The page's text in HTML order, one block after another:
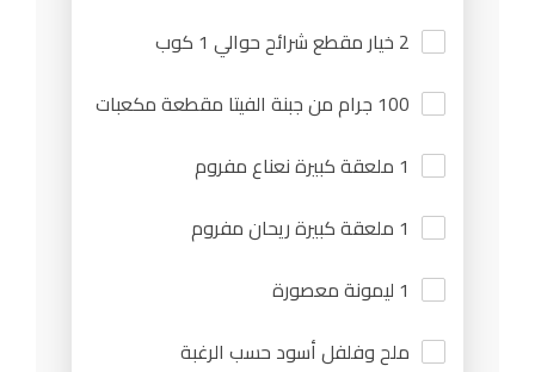
2 خيار مقطع شرائح حوالي 1 كوب
100 جرام من جبنة الفيتا مقطعة مكعبات
1 ملعقة كبيرة نعناع مفروم
1 ملعقة كبيرة ريحان مفروم
1 ليمونة معصورة
ملح وفلفل أسود حسب الرغبة